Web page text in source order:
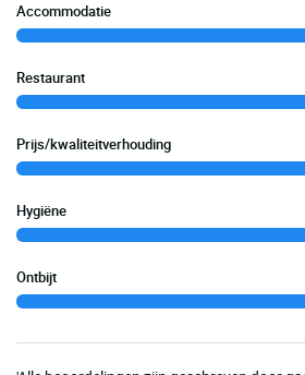
Accommodatie
Restaurant
Prijs/kwaliteitverhouding
Hygiëne
Ontbijt